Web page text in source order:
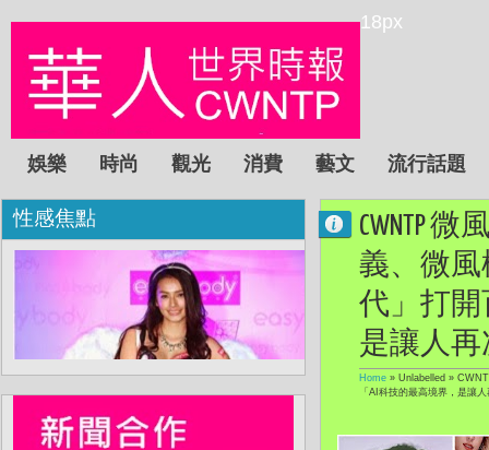
18px
娛樂 時尚 觀光 消費 藝文 流行話題
CWNTP
義、微風
代」打開
是讓人
Home » Unlabelled »
「AI科技的最高境界，是讓
性感焦點